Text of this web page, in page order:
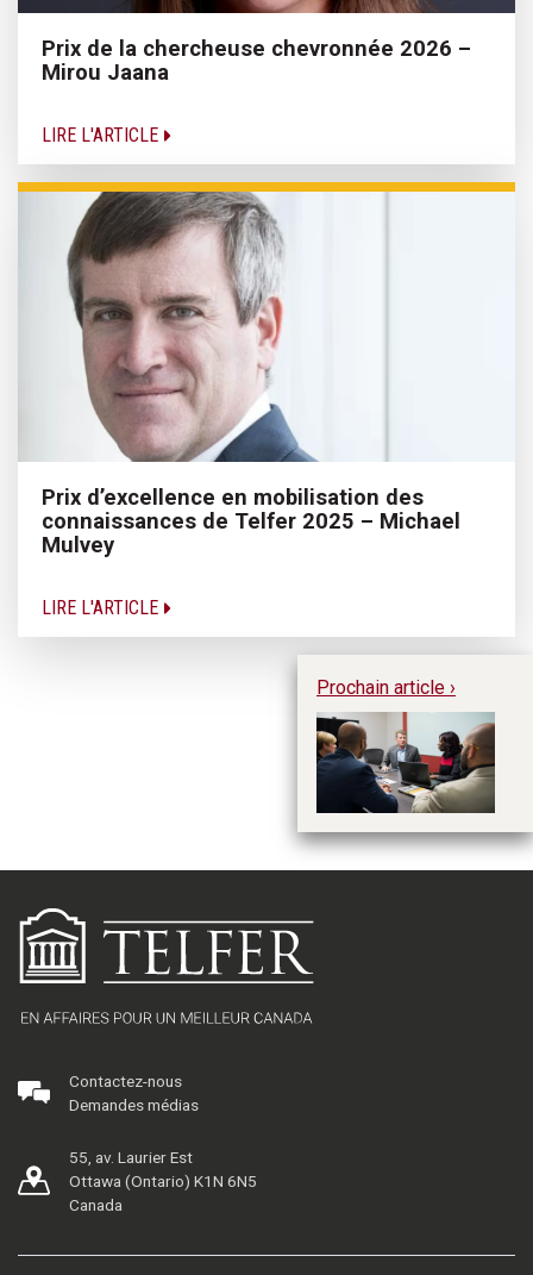
Prix de la chercheuse chevronnée 2026 –
Mirou Jaana
LIRE L'ARTICLE
Prix d’excellence en mobilisation des
connaissances de Telfer 2025 – Michael
Mulvey
LIRE L'ARTICLE
Prochain article ›
Contactez-nous
Demandes médias
55, av. Laurier Est
Ottawa (Ontario) K1N 6N5
Canada